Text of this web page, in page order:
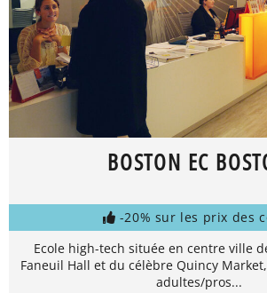
BOSTON EC
-20% sur les prix des
Ecole high-tech située en centre ville
Faneuil Hall et du célèbre Quincy
adultes/pros...